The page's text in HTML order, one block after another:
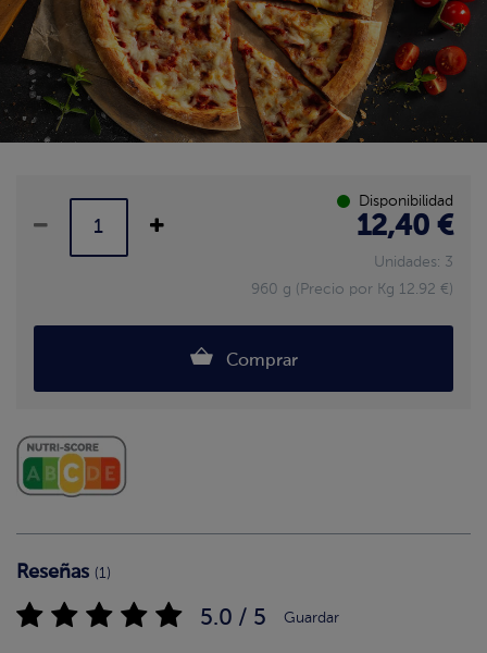
Disponibilidad
12,40 €
Unidades: 3
960 g (Precio por Kg 12.92 €)
Comprar
Reseñas (1)
5.0 / 5 Guardar